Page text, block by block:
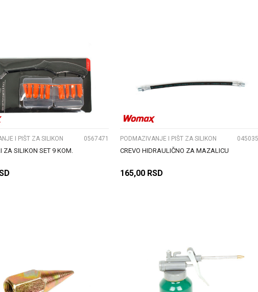
UPOREDI
I PIŠT ZA SILIKON 0567471
ZA SILIKON SET 9 KOM.
UPOREDI
PODMAZIVANJE I PIŠT ZA SILIKON
CREVO HIDRAULIČNO ZA MAZALICU
165,00 RSD
UPOREDI UPOREDI